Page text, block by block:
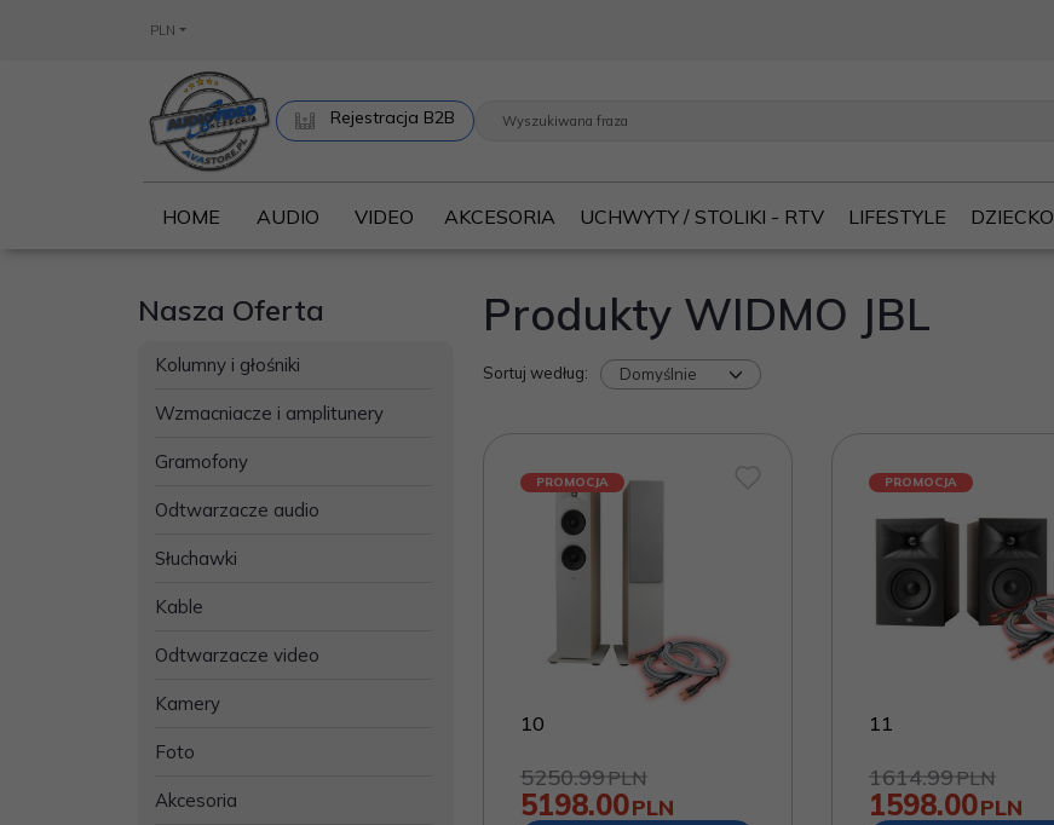
PLN
Rejestracja B2B
HOME AUDIO VIDEO AKCESORIA UCHWYTY / STOLIKI - RTV LIFESTYLE DZIECKO
Produkty WIDMO JBL
Sortuj według:
PROMOCJA
10
5250.99PLN
5198.00PLN
PROMOCJA
11
1614.99PLN
1598.00PLN
Nasza Oferta
Kolumny i głośniki
Wzmacniacze i amplitunery
Gramofony
Odtwarzacze audio
Słuchawki
Kable
Odtwarzacze video
Kamery
Foto
Akcesoria